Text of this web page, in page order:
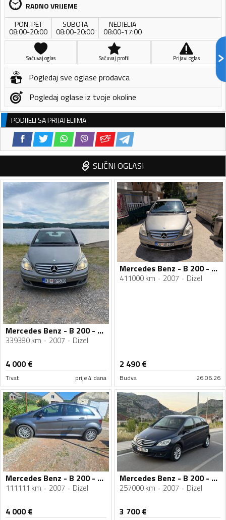
RADNO VRIJEME
PON-PET
08:00-20:00
SUBOTA
08:00-20:00
NEDJELJA
08:00-17:00
Sačuvaj oglas Sačuvaj profil Prijavi oglas
Pogledaj sve oglase prodavca
Pogledaj oglase iz tvoje okoline
PODIJELI SA PRIJATELJIMA
SLIČNI OGLASI
Mercedes Benz - B 200 - 2.0DCI
339380 km 2007 Dizel
4 000€
Tivat prije 4 dana
Mercedes Benz - B 200 - 2.0 CDI
411000 km 2007 Dizel
2 490€
Budva 26.06.26
Mercedes Benz - B 200 - CDI
111111 km 2007 Dizel
4 000€
Mercedes Benz - B 200 - 2.0cdi
257000 km 2007 Dizel
3 700€